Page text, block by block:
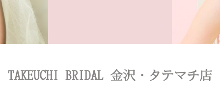
TAKEUCHI BRIDAL 金沢・タテマチ店